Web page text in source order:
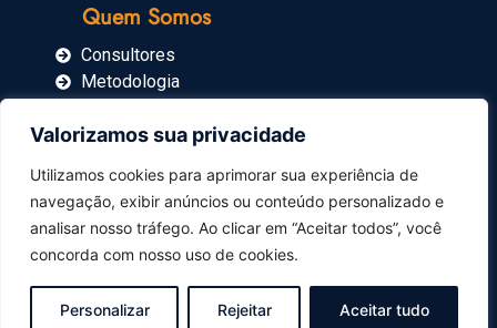
Valorizamos sua privacidade
Utilizamos cookies para aprimorar sua experiência de
navegação, exibir anúncios ou conteúdo personalizado e
analisar nosso tráfego. Ao clicar em “Aceitar todos”, você
concorda com nosso uso de cookies.
Personalizar Rejeitar Aceitar tudo
Quem Somos
Consultores
Metodologia
Blog
Imprensa
Carrinho